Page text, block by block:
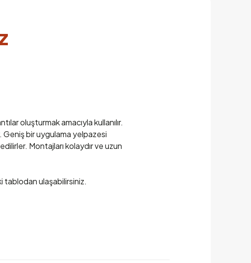
oluşturmak amacıyla kullanılır.
Geniş bir uygulama yelpazesi
Montajları kolaydır ve uzun
tablodan ulaşabilirsiniz.